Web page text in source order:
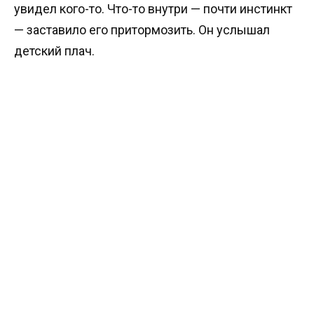
увидел кого-то. Что-то внутри — почти инстинкт
— заставило его притормозить. Он услышал
детский плач.